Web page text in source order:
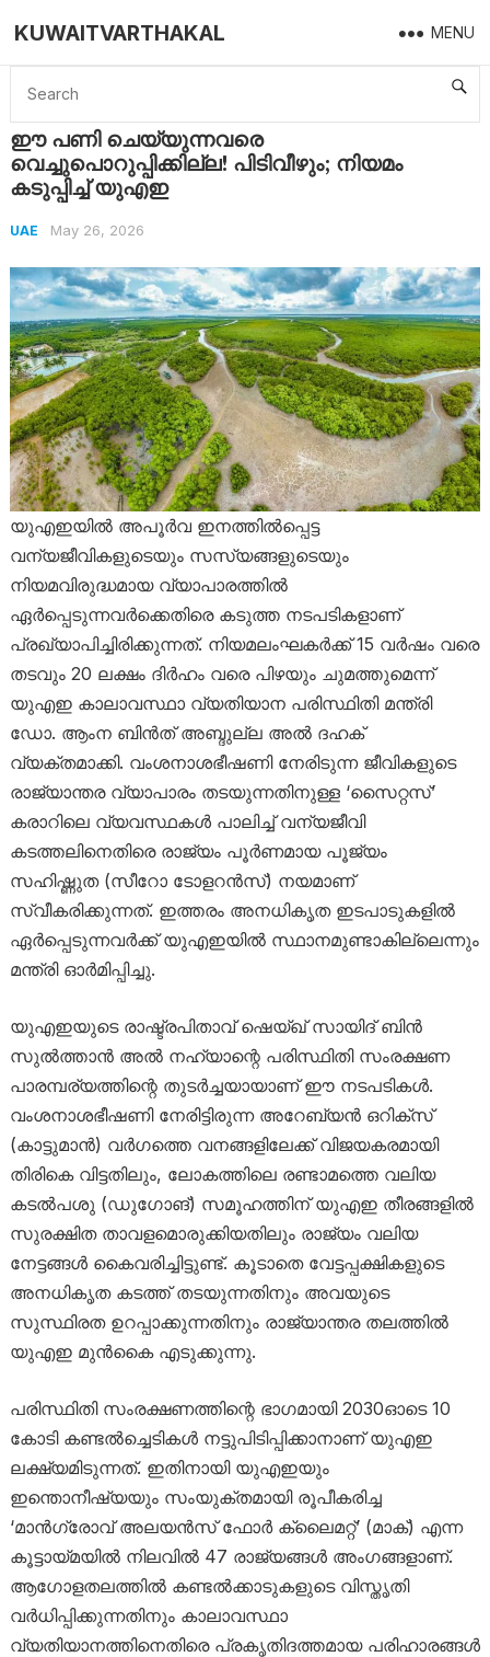
KUWAITVARTHAKAL MENU
Home UAE ഈ പണി ചെയ്യുന്നവരെ വെച്ചുപൊറുപ്പിക്കില്ല! പിടിവീഴും; നിയമം കടുപ്പിച്ച് യുഎഇ
ഈ പണി ചെയ്യുന്നവരെ
വെച്ചുപൊറുപ്പിക്കില്ല! പിടിവീഴും; നിയമം
കടുപ്പിച്ച് യുഎഇ
UAE May 26, 2026
യുഎഇയിൽ അപൂർവ ഇനത്തിൽപ്പെട്ട
വന്യജീവികളുടെയും സസ്യങ്ങളുടെയും
നിയമവിരുദ്ധമായ വ്യാപാരത്തിൽ
ഏർപ്പെടുന്നവർക്കെതിരെ കടുത്ത നടപടികളാണ്
പ്രഖ്യാപിച്ചിരിക്കുന്നത്. നിയമലംഘകർക്ക് 15 വർഷം വരെ
തടവും 20 ലക്ഷം ദിർഹം വരെ പിഴയും ചുമത്തുമെന്ന്
യുഎഇ കാലാവസ്ഥാ വ്യതിയാന പരിസ്ഥിതി മന്ത്രി
ഡോ. ആംന ബിൻത് അബ്ദുല്ല അൽ ദഹക്
വ്യക്തമാക്കി. വംശനാശഭീഷണി നേരിടുന്ന ജീവികളുടെ
രാജ്യാന്തര വ്യാപാരം തടയുന്നതിനുള്ള ‘സൈറ്റസ്’
കരാറിലെ വ്യവസ്ഥകൾ പാലിച്ച് വന്യജീവി
കടത്തലിനെതിരെ രാജ്യം പൂർണമായ പൂജ്യം
സഹിഷ്ണുത (സീറോ ടോളറൻസ്) നയമാണ്
സ്വീകരിക്കുന്നത്. ഇത്തരം അനധികൃത ഇടപാടുകളിൽ
ഏർപ്പെടുന്നവർക്ക് യുഎഇയിൽ സ്ഥാനമുണ്ടാകില്ലെന്നും
മന്ത്രി ഓർമിപ്പിച്ചു.
യുഎഇയുടെ രാഷ്ട്രപിതാവ് ഷെയ്ഖ് സായിദ് ബിൻ
സുൽത്താൻ അൽ നഹ്യാന്റെ പരിസ്ഥിതി സംരക്ഷണ
പാരമ്പര്യത്തിന്റെ തുടർച്ചയായാണ് ഈ നടപടികൾ.
വംശനാശഭീഷണി നേരിട്ടിരുന്ന അറേബ്യൻ ഒറിക്സ്
(കാട്ടുമാൻ) വർഗത്തെ വനങ്ങളിലേക്ക് വിജയകരമായി
തിരികെ വിട്ടതിലും, ലോകത്തിലെ രണ്ടാമത്തെ വലിയ
കടൽപശു (ഡുഗോങ്) സമൂഹത്തിന് യുഎഇ തീരങ്ങളിൽ
സുരക്ഷിത താവളമൊരുക്കിയതിലും രാജ്യം വലിയ
നേട്ടങ്ങൾ കൈവരിച്ചിട്ടുണ്ട്. കൂടാതെ വേട്ടപ്പക്ഷികളുടെ
അനധികൃത കടത്ത് തടയുന്നതിനും അവയുടെ
സുസ്ഥിരത ഉറപ്പാക്കുന്നതിനും രാജ്യാന്തര തലത്തിൽ
യുഎഇ മുൻകൈ എടുക്കുന്നു.
പരിസ്ഥിതി സംരക്ഷണത്തിന്റെ ഭാഗമായി 2030ഓടെ 10
കോടി കണ്ടൽച്ചെടികൾ നട്ടുപിടിപ്പിക്കാനാണ് യുഎഇ
ലക്ഷ്യമിടുന്നത്. ഇതിനായി യുഎഇയും
ഇന്തൊനീഷ്യയും സംയുക്തമായി രൂപീകരിച്ച
‘മാൻഗ്രോവ് അലയൻസ് ഫോർ ക്ലൈമറ്റ്’ (മാക്) എന്ന
കൂട്ടായ്മയിൽ നിലവിൽ 47 രാജ്യങ്ങൾ അംഗങ്ങളാണ്.
ആഗോളതലത്തിൽ കണ്ടൽക്കാടുകളുടെ വിസ്തൃതി
വർധിപ്പിക്കുന്നതിനും കാലാവസ്ഥാ
വ്യതിയാനത്തിനെതിരെ പ്രകൃതിദത്തമായ പരിഹാരങ്ങൾ